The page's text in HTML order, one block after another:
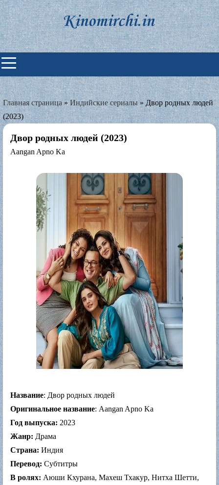
Skip
to
content
Индийские фильмы смотреть
онлайн
Главная страница»Индийские сериалы»Двор родных людей
(2023)
Двор родных людей (2023)
Aangan Apno Ka
Название: Двор родных людей
Оригинальное название: Aangan Apno Ka
Год выпуска: 2023
Жанр: Драма
Страна: Индия
Перевод: Субтитры
В ролях: Аюши Кхурана, Махеш Тхакур, Нитха Шетти,